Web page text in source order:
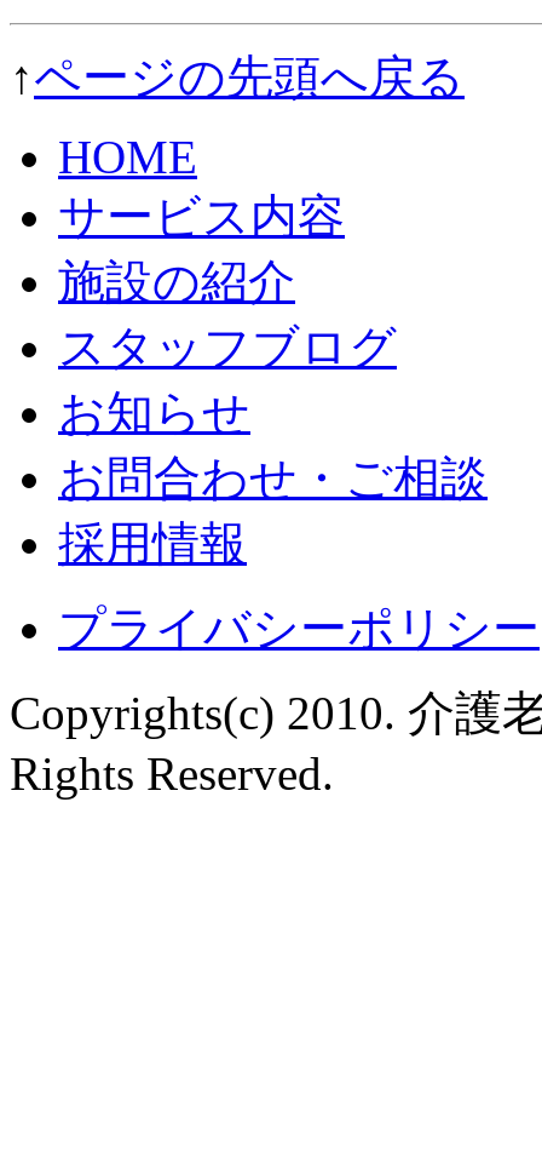
↑ページの先頭へ戻る
HOME
サービス内容
施設の紹介
スタッフブログ
お知らせ
お問合わせ・ご相談
採用情報
プライバシーポリシー
Copyrights(c) 2010. 介
Rights Reserved.